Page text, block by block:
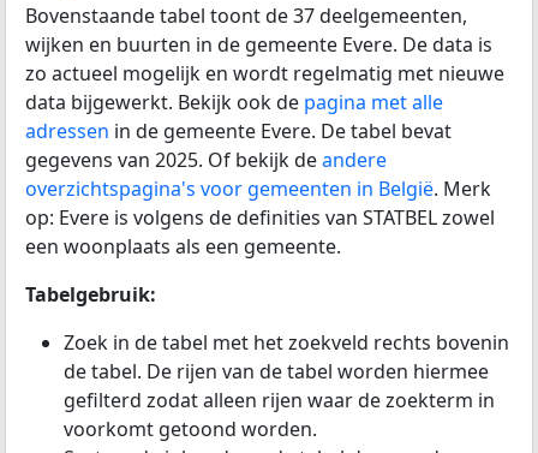
Bovenstaande tabel toont de 37 deelgemeenten,
wijken en buurten in de gemeente Evere. De data is
zo actueel mogelijk en wordt regelmatig met nieuwe
data bijgewerkt. Bekijk ook de pagina met alle
adressen in de gemeente Evere. De tabel bevat
gegevens van 2025. Of bekijk deandere
overzichtspagina's voor gemeenten in België. Merk
op: Evere is volgens de definities van STATBEL zowel
een woonplaats als een gemeente.
Tabelgebruik:
Zoek in de tabel met het zoekveld rechts bovenin
de tabel. De rijen van de tabel worden hiermee
gefilterd zodat alleen rijen waar de zoekterm in
voorkomt getoond worden.